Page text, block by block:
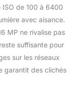
[Zoom
grand-
5x, très
dont la
de 5 mm à
28-
de 100 à 6400
avec aisance.
MP ne rivalise pas
suffisante pour
sur les réseaux
garantit des clichés